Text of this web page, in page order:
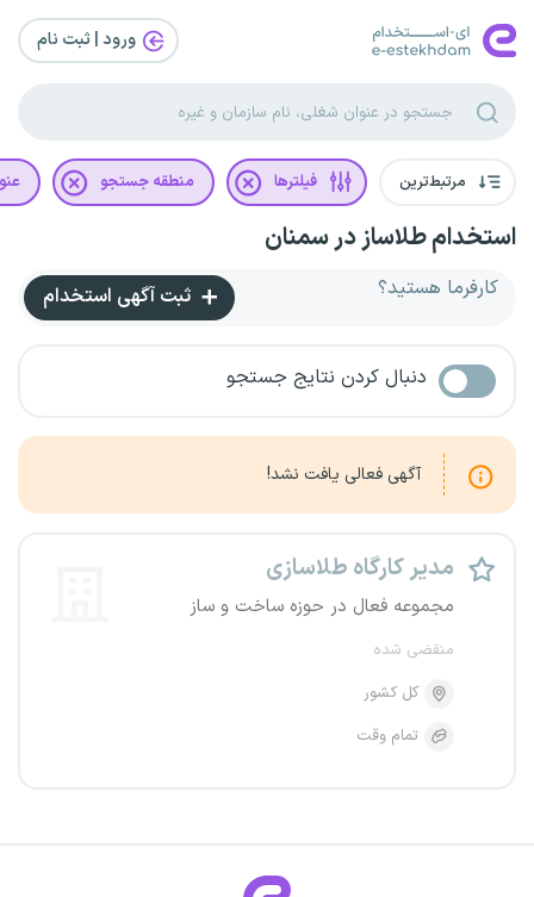
ورود | ثبت‌ نام
مرتبط‌ترین فیلترها منطقه جستجو
استخدام طلاساز در سمنان
کارفرما هستید؟ ثبت آگهی استخدام
دنبال کردن نتایج جستجو
آگهی فعالی یافت نشد!
مدیر کارگاه طلاسازی
مجموعه فعال در حوزه ساخت و ساز
منقضی شده
کل کشور
تمام وقت